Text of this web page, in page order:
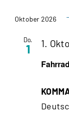
wählen.
Oktober 2026
Do.
1 1.